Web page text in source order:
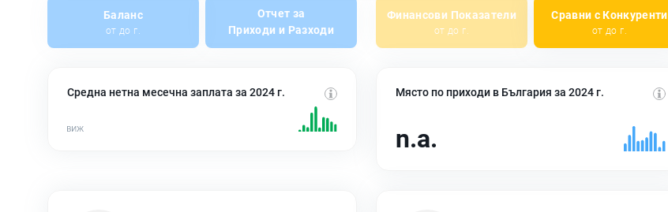
Баланс
от до г.
Отчет за
Приходи и Разходи
Финансови Показатели
от до г.
Сравни с Конкуренти
от до г.
Средна нетна месечна заплата за 2024 г. Място по приходи в България за 2024 г.
n.a.